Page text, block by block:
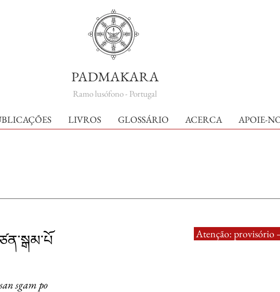
PADMAKARA
Ramo lusófono - Portugal
LIVROS GLOSSÁRIO ACERCA APOIE-
sgam po
Atenção: provisório